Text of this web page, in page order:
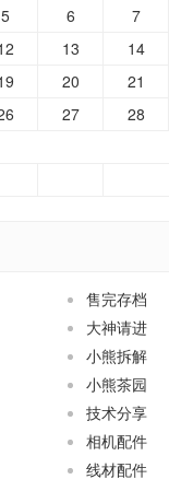
5 6 7
13 14
20 21
27 28
售完存档
大神请进
小熊拆解
小熊茶园
技术分享
相机配件
线材配件